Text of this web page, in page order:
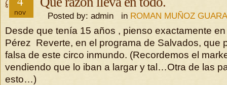
nov Posted by: admin in ROMAN MUÑOZ
Desde que tenía 15 años , pienso exactamente
Pérez Reverte, en el programa de Salvados, que
falsa de este circo inmundo. (Recordemos el
vendiendo que lo iban a largar y tal…Otra de las
esto…)